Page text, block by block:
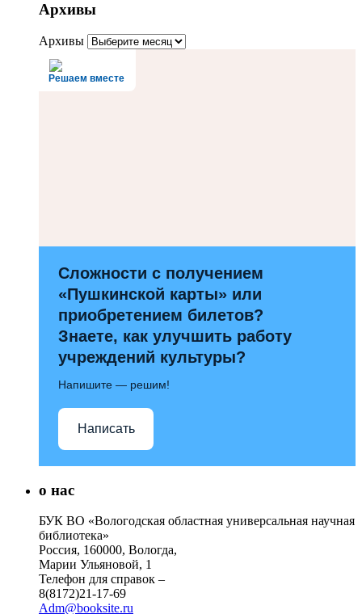
Архивы
Архивы
Решаем вместе
Сложности с получением
«Пушкинской карты» или
приобретением билетов?
Знаете, как улучшить работу
учреждений культуры?
Напишите — решим!
Написать
о нас
БУК ВО «Вологодская областная универсальная научная
библиотека»
Россия, 160000, Вологда,
Марии Ульяновой, 1
Телефон для справок –
8(8172)21-17-69
Adm@booksite.ru